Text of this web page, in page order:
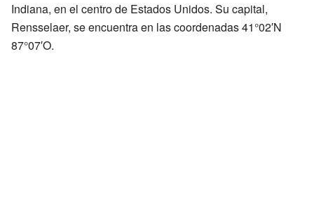
Indiana, en el centro de Estados Unidos. Su capital,
Rensselaer, se encuentra en las coordenadas 41°02′N
87°07′O.